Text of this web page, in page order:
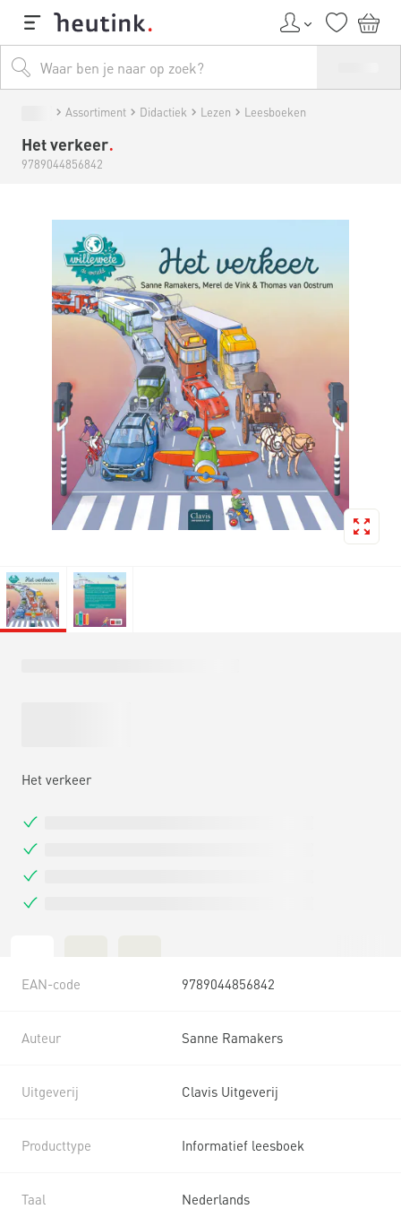
Assortiment Didactiek Lezen Leesboeken
Het verkeer
9789044856842
Het verkeer
EAN-code 9789044856842
Auteur Sanne Ramakers
Uitgeverij Clavis Uitgeverij
Producttype Informatief leesboek
Taal Nederlands